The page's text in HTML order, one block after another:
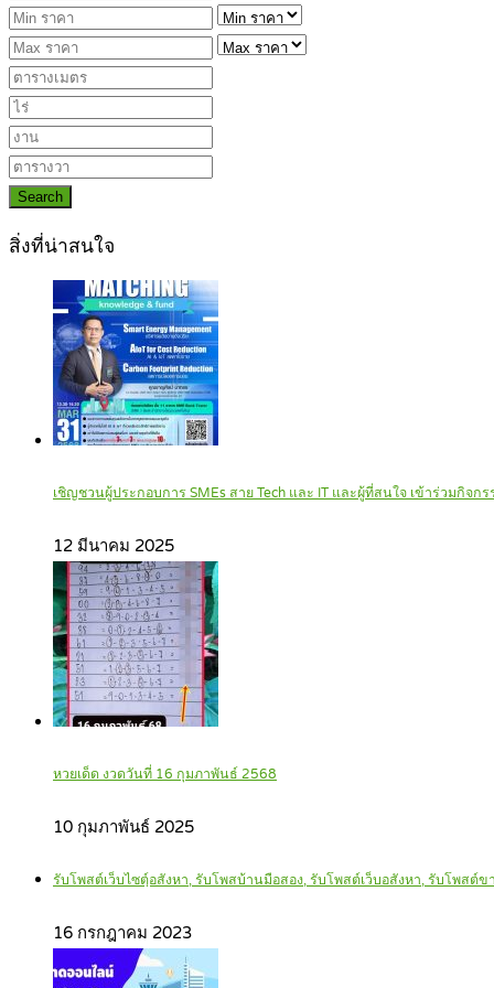
Search
สิ่งที่น่าสนใจ
เชิญชวนผู้ประกอบการ SMEs สาย Tech และ IT และผู้ที่สนใจ เข้าร่วมกิจก
12 มีนาคม 2025
หวยเด็ด งวดวันที่ 16 กุมภาพันธ์ 2568
10 กุมภาพันธ์ 2025
รับโพสต์เว็บไซตฺ์อสังหา, รับโพสบ้านมือสอง, รับโพสต์เว็บอสังหา, รับโพสต์ข
16 กรกฎาคม 2023